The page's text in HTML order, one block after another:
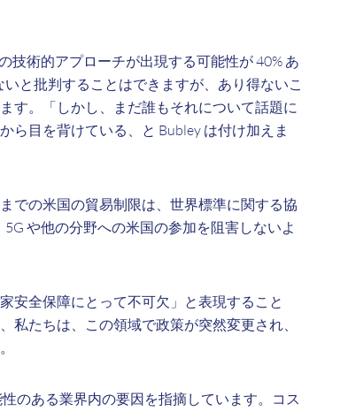
技術的アプローチが出現する可能性が 40% あ
と批判することはできますが、あり得ないこ
す。「しかし、まだ誰もそれについて話題に
ら目を背けている、と Bubley は付け加えま
での米国の貿易制限は、世界標準に関する協
や他の分野への米国の参加を阻害しないよ
安全保障にとって不可欠」と表現すること
たちは、この領域で政策が突然変更され、
のある業界内の要因を指摘しています。コス